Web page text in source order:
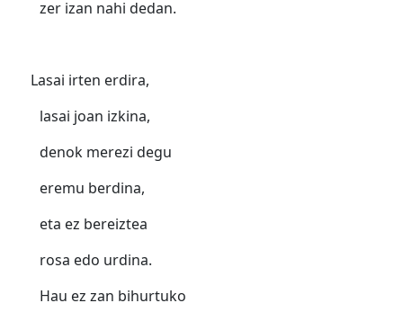
zer izan nahi dedan.
Lasai irten erdira,
lasai joan izkina,
denok merezi degu
eremu berdina,
eta ez bereiztea
rosa edo urdina.
Hau ez zan bihurtuko